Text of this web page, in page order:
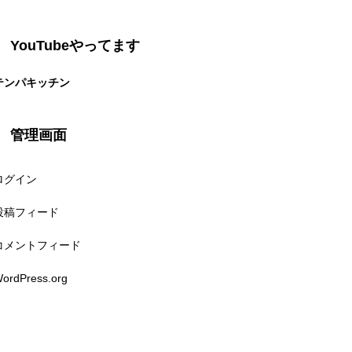
YouTubeやってます
ンパキッチン
管理画面
グイン
稿フィード
メントフィード